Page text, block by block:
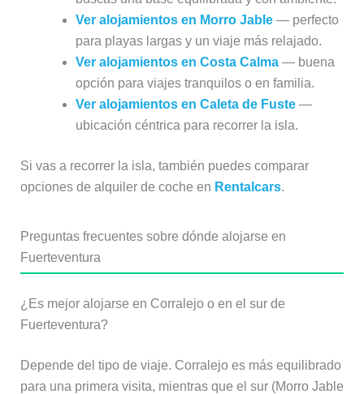
Ver alojamientos en Morro Jable— perfecto
para playas largas y un viaje más relajado.
Ver alojamientos en Costa Calma— buena
opción para viajes tranquilos o en familia.
Ver alojamientos en Caleta de Fuste—
ubicación céntrica para recorrer la isla.
Si vas a recorrer la isla, también puedes comparar
opciones de alquiler de coche en Rentalcars.
Preguntas frecuentes sobre dónde alojarse en
Fuerteventura
¿Es mejor alojarse en Corralejo o en el sur de
Fuerteventura?
Depende del tipo de viaje. Corralejo es más equilibrado
para una primera visita, mientras que el sur (Morro Jable